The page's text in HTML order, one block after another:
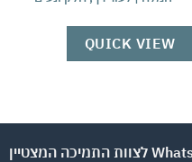
QUICK
זקוק לעזרה ? שלח הודעה ב-WhatsApp לצוות התמיכה המצטיין